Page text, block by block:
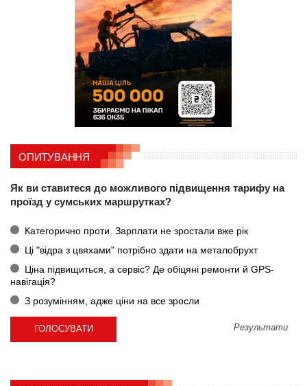
ОПИТУВАННЯ
Як ви ставитеся до можливого підвищення тарифу на
проїзд у сумських маршрутках?
Категорично проти. Зарплати не зростали вже рік
Ці "відра з цвяхами" потрібно здати на металобрухт
Ціна підвищиться, а сервіс? Де обіцяні ремонти й GPS-
навігація?
З розумінням, адже ціни на все зросли
Результати